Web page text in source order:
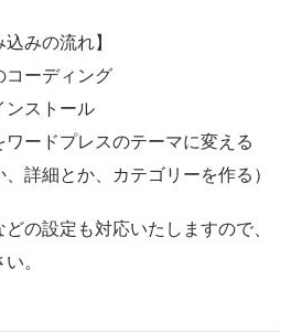
みの流れ】
コーディング
ンストール
ワードプレスのテーマに変える
詳細とか、カテゴリーを作る）
の設定も対応いたしますので、
。